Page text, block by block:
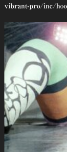
ー
シ
ョ
ン
vibrant-pro/inc/